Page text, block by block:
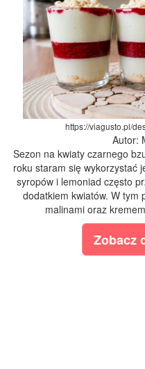
https://viagusto.pl/
Autor:
Sezon na kwiaty czarnego
roku staram się wykorzystać
syropów i lemoniad często
dodatkiem kwiatów. W tym
malinami oraz
Zobacz